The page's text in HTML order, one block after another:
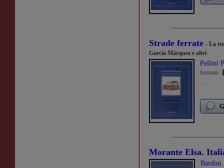
Strade ferrate - La
García Márquez e altri
Pellini
formato:
...
Morante Elsa.
Bardini